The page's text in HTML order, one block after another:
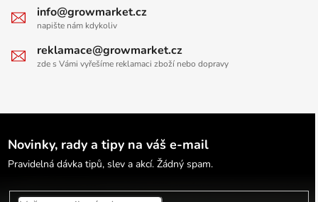
info@growmarket.cz
napište nám kdykoliv
reklamace@growmarket.cz
zde s Vámi vyřešíme reklamaci zboží nebo dopravy
Novinky, rady a tipy na váš e-mail
Pravidelná dávka tipů, slev a akcí. Žádný spam.